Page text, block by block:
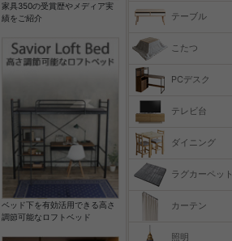
家具350の受賞歴やメディア実
績をご紹介
ベッド下を有効活用できる高さ
調節可能なロフトベッド
テーブル
こたつ
PCデスク
テレビ台
ダイニング
ラグカーペット
カーテン
照明